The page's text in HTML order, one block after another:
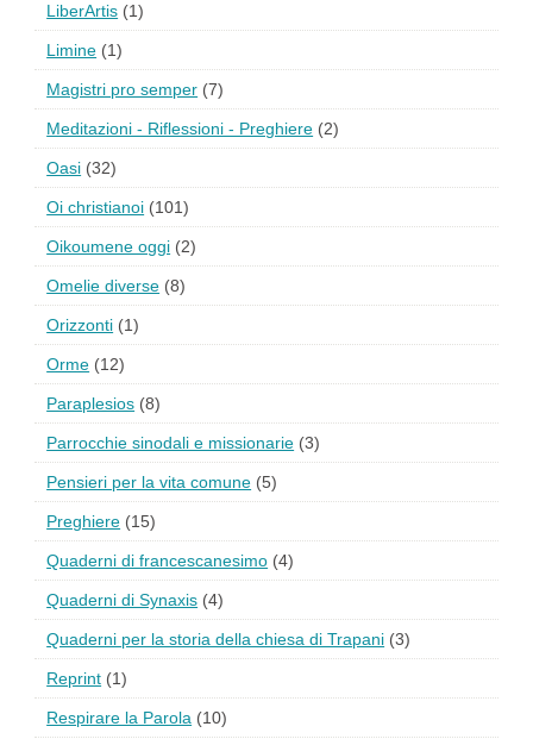
LiberArtis (1)
Limine (1)
Magistri pro semper (7)
Meditazioni - Riflessioni - Preghiere (2)
Oasi (32)
Oi christianoi (101)
Oikoumene oggi (2)
Omelie diverse (8)
Orizzonti (1)
Orme (12)
Paraplesios (8)
Parrocchie sinodali e missionarie (3)
Pensieri per la vita comune (5)
Preghiere (15)
Quaderni di francescanesimo (4)
Quaderni di Synaxis (4)
Quaderni per la storia della chiesa di Trapani (3)
Reprint (1)
Respirare la Parola (10)